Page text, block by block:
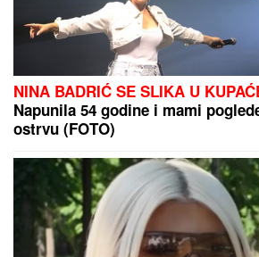
NINA BADRIĆ SE SLIKA U
Napunila 54 godine i mami
ostrvu (FOTO)